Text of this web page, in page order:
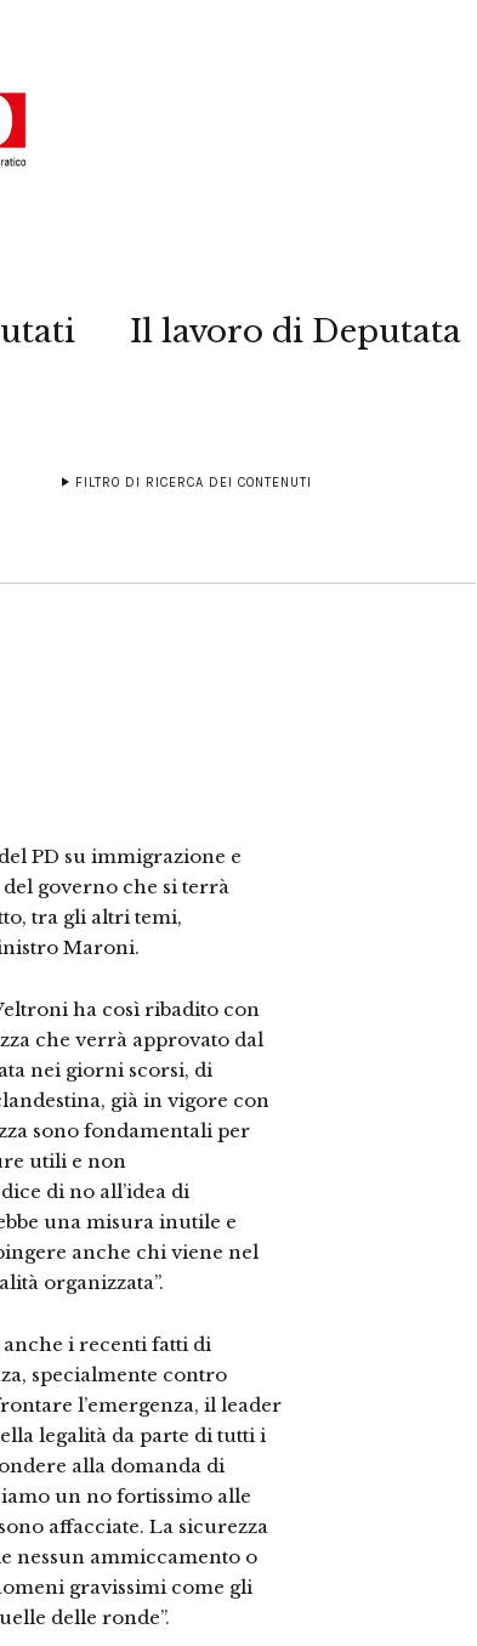
Il lavoro di Deputata
FILTRO DI RICERCA DEI CONTENUTI
PD su immigrazione e
governo che si terrà
tra gli altri temi,
Maroni.
ha così ribadito con
che verrà approvato dal
nei giorni scorsi, di
già in vigore con
sono fondamentali per
utili e non
di no all’idea di
una misura inutile e
anche chi viene nel
organizzata”.
i recenti fatti di
specialmente contro
l’emergenza, il leader
legalità da parte di tutti i
alla domanda di
un no fortissimo alle
affacciate. La sicurezza
nessun ammiccamento o
gravissimi come gli
delle ronde”.